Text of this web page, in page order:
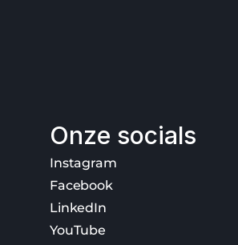
Onze socials
Instagram
Facebook
LinkedIn
YouTube